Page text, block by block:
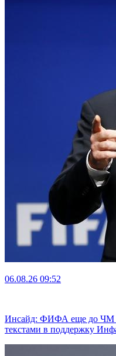
06.08.26 09:52
Инсайд: ФИФА еще до ЧМ
текстами в поддержку